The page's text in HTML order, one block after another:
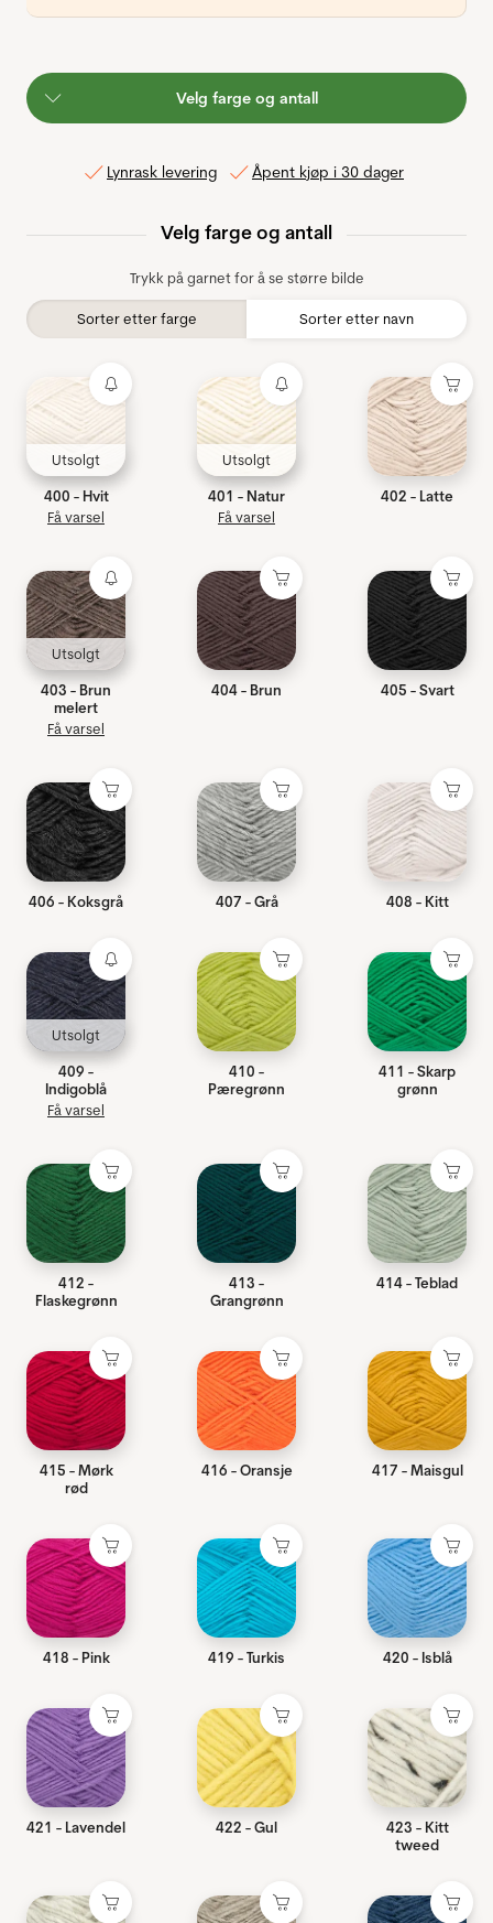
Velg farge og antall
Lynrask levering Åpent kjøp i 30 dager
Velg farge og antall
Trykk på garnet for å se større bilde
Sorter etter farge Sorter etter navn
Utsolgt
400 - Hvit
Få varsel
Utsolgt
401 - Natur
Få varsel
402 - Latte
Utsolgt
403 - Brun
melert
Få varsel
404 - Brun 405 - Svart
406 - Koksgrå 407 - Grå 408 - Kitt
Utsolgt
409 -
Indigoblå
Få varsel
410 -
Pæregrønn
411 - Skarp
grønn
412 -
Flaskegrønn
413 -
Grangrønn
414 - Teblad
415 - Mørk
rød
416 - Oransje 417 - Maisgul
418 - Pink 419 - Turkis 420 - Isblå
421 - Lavendel 422 - Gul
423 - Kitt
tweed